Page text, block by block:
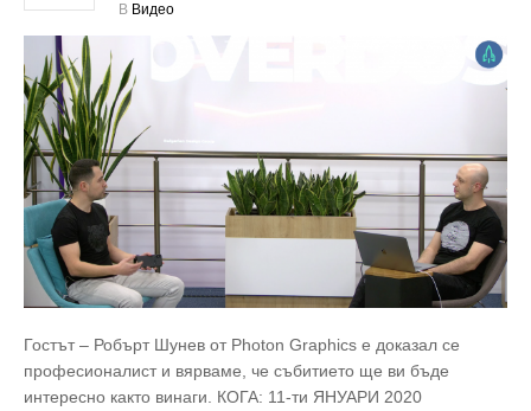
В Видео
Гостът – Робърт Шунев от Photon Graphics е доказал се
професионалист и вярваме, че събитието ще ви бъде
интересно както винаги. КОГА: 11-ти ЯНУАРИ 2020